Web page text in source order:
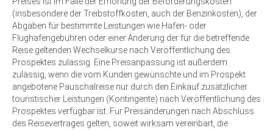
(insbesondere der Treibstoffkosten, auch der Benzinkosten), der
Abgaben für bestimmte Leistungen wie Hafen- oder
Flughafengebühren oder einer Änderung der für die betreffende
Reise geltenden Wechselkurse nach Veröffentlichung des
Prospektes zulässig. Eine Preisanpassung ist außerdem
zulässig, wenn die vom Kunden gewünschte und im Prospekt
angebotene Pauschalreise nur durch den Einkauf zusätzlicher
touristischer Leistungen (Kontingente) nach Veröffentlichung des
Prospektes verfügbar ist. Für Preisänderungen nach Abschluss
des Reisevertrages gelten, soweit wirksam vereinbart, die